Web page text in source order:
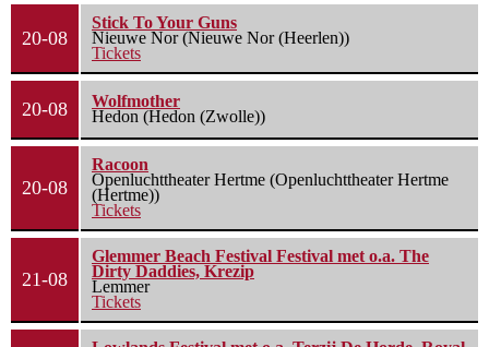
20-08
Stick To Your Guns
Nieuwe Nor (Nieuwe Nor (Heerlen))
Tickets
20-08
Wolfmother
Hedon (Hedon (Zwolle))
20-08
Racoon
Openluchttheater Hertme (Openluchttheater Hertme
(Hertme))
Tickets
21-08
Glemmer Beach Festival Festival met o.a. The
Dirty Daddies, Krezip
Lemmer
Tickets